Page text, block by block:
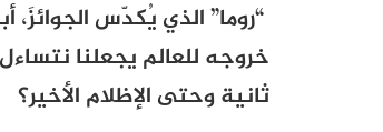
“روما” الذي يُكدّس الجوائزَ،
خروجه للعالم يجعلنا
ثانية وحتى الإظلام الأخير؟